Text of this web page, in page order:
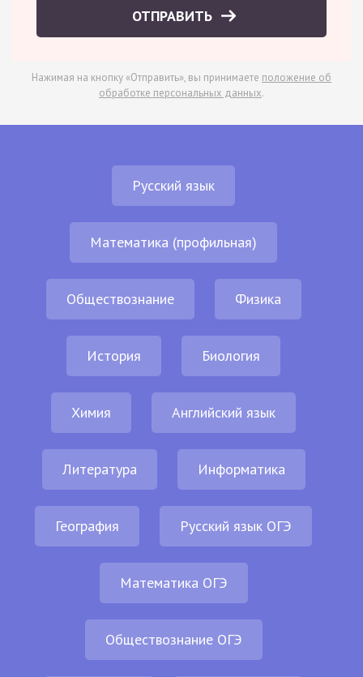
ОТПРАВИТЬ
Нажимая на кнопку «Отправить», вы принимаете положение об
обработке персональных данных.
Русский язык
Математика (профильная)
Обществознание Физика
История Биология
Химия Английский язык
Литература Информатика
География Русский язык ОГЭ
Математика ОГЭ
Обществознание ОГЭ